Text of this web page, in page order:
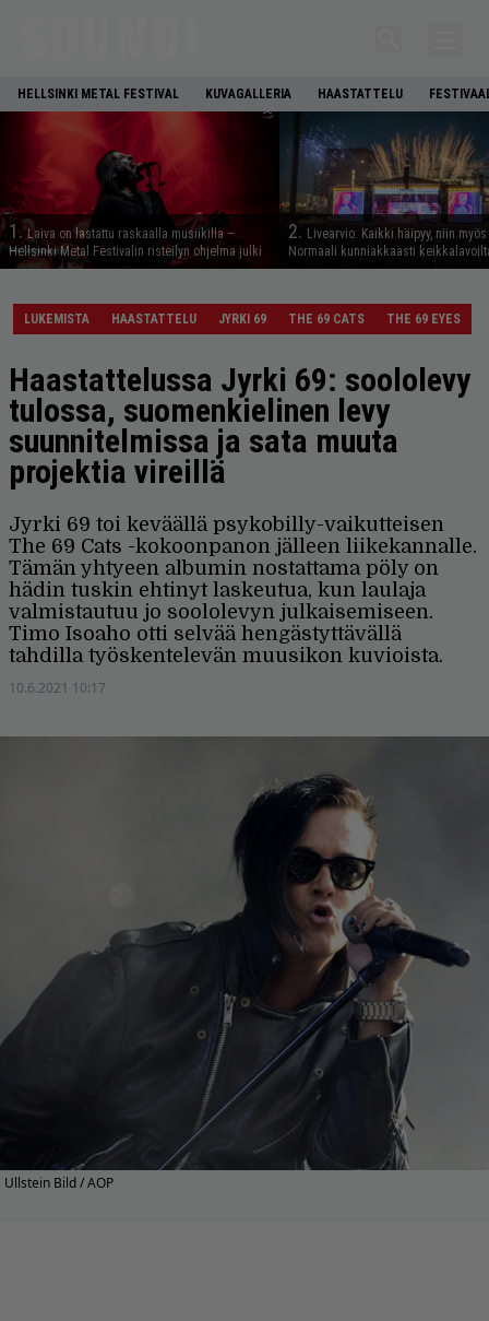
HELLSINKI METAL FESTIVAL KUVAGALLERIA HAASTATTELU
1. Laiva on lastattu raskaalla musiikilla –
Hellsinki Metal Festivalin risteilyn ohjelma julki
2. Livearvio: Kaikki häipyy, niin myös
Normaali kunniakkaasti
LUKEMISTA HAASTATTELU JYRKI 69 THE 69 CATS THE 69 EYES
Haastattelussa Jyrki 69: soololevy
tulossa, suomenkielinen levy
suunnitelmissa ja sata muuta
projektia vireillä
Jyrki 69 toi keväällä psykobilly-vaikutteisen
The 69 Cats -kokoonpanon jälleen liikekannalle.
Tämän yhtyeen albumin nostattama pöly on
hädin tuskin ehtinyt laskeutua, kun laulaja
valmistautuu jo soololevyn julkaisemiseen.
Timo Isoaho otti selvää hengästyttävällä
tahdilla työskentelevän muusikon kuvioista.
10.6.2021 10:17
Ullstein Bild / AOP